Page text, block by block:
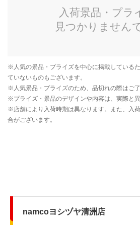
namcoヨシヅヤ清洲店